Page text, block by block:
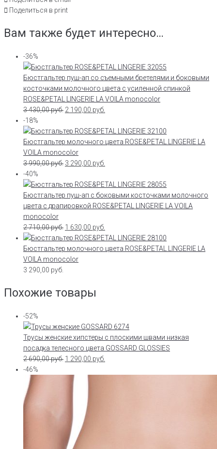
Поделиться в print
Вам также будет интересно…
-36%
Бюстгальтер пуш-ап со съемными бретелями и боковыми
косточками молочного цвета с усиленной спинкой
ROSE&PETAL LINGERIE LA VOILA monocolor
3 430,00руб. 2 190,00 руб.
-18%
Бюстгальтер молочного цвета ROSE&PETAL LINGERIE LA
VOILA monocolor
3 990,00руб. 3 290,00 руб.
-40%
Бюстгальтер пуш-ап с боковыми косточками молочного
цвета с драпировкой ROSE&PETAL LINGERIE LA VOILA
monocolor
2 710,00руб. 1 630,00 руб.
Бюстгальтер молочного цвета ROSE&PETAL LINGERIE LA
VOILA monocolor
3 290,00 руб.
Похожие товары
-52%
Трусы женские хипстеры с плоскими швами низкая
посадка телесного цвета GOSSARD GLOSSIES
2 690,00руб. 1 290,00 руб.
-46%